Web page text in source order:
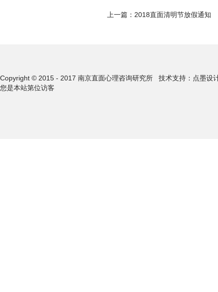
上一篇： 2018直面清明节放假通知
Copyright © 2015 - 2017 南京直面心理咨询研究所 技术支持：点墨设
您是本站第位访客